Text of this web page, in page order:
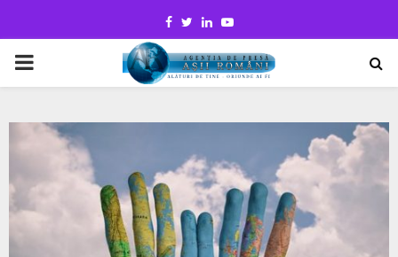
Facebook
TwitterLinkedinYoutube
PRIMARY